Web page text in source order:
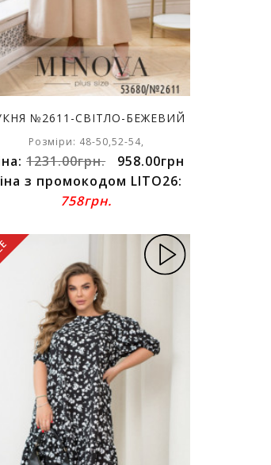
№2611-СВІТЛО-БЕЖЕВИЙ
Розміри: 48-50,52-54,
1231.00грн.
958.00грн
з промокодом LITO26:
758грн.